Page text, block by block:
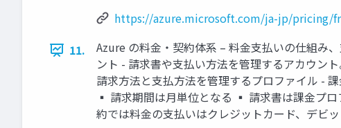
https://azure.microsoft.com/ja-jp/pricing/
11.
Azure の料金・契約体系 – 料金支払いの仕組み
ント - 請求書や支払い方法を管理するアカウン
請求方法と支払方法を管理するプロファイル -
▪ 請求期間は月単位となる ▪ 請求書は課金プ
約では料金の支払いはクレジットカード、デビ